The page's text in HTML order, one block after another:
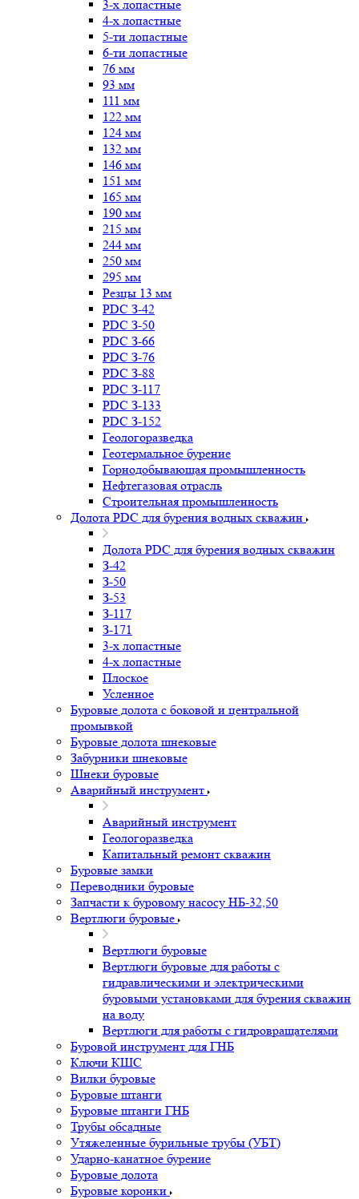
3-х лопастные
4-х лопастные
5-ти лопастные
6-ти лопастные
76 мм
93 мм
111 мм
122 мм
124 мм
132 мм
146 мм
151 мм
165 мм
190 мм
215 мм
244 мм
250 мм
295 мм
Резцы 13 мм
PDC З-42
PDC З-50
PDC З-66
PDC З-76
PDC З-88
PDC З-117
PDC З-133
PDC З-152
Геологоразведка
Геотермальное бурение
Горнодобывающая промышленность
Нефтегазовая отрасль
Строительная промышленность
Долота PDC для бурения водных скважин
Долота PDC для бурения водных скважин
З-42
З-50
З-53
З-117
З-171
3-х лопастные
4-х лопастные
Плоское
Усленное
Буровые долота с бoковой и центральной
промывкой
Буровые долота шнековые
Забурники шнековые
Шнеки буровые
Аварийный инструмент
Аварийный инструмент
Геологоразведка
Капитальный ремонт скважин
Буровые замки
Переводники буровые
Запчасти к буровому насосу НБ-32,50
Вертлюги буровые
Вертлюги буровые
Вертлюги буровые для работы с
гидравлическими и электрическими
буровыми установками для бурения скважин
на воду
Вертлюги для работы с гидровращателями
Буровой инструмент для ГНБ
Ключи КШС
Вилки буровые
Буровые штанги
Буровые штанги ГНБ
Трубы обсадные
Утяжеленные бурильные трубы (УБТ)
Ударно-канатное бурение
Буровые долота
Буровые коронки